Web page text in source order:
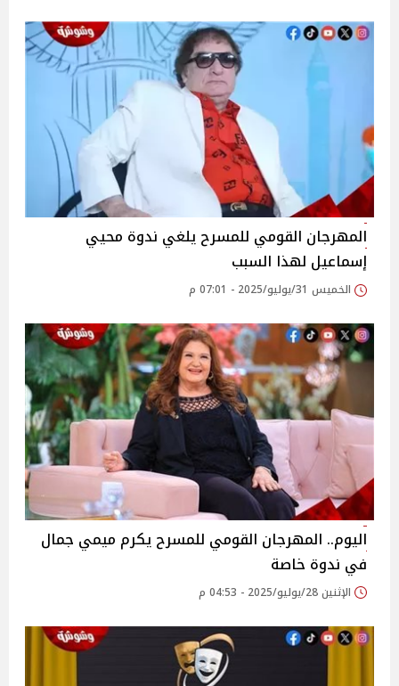
المهرجان القومي للمسرح يلغي ندوة محيي
إسماعيل لهذا السبب
الخميس 31/يوليو/2025 - 07:01 م
اليوم.. المهرجان القومي للمسرح يكرم ميمي جمال
في ندوة خاصة
الإثنين 28/يوليو/2025 - 04:53 م